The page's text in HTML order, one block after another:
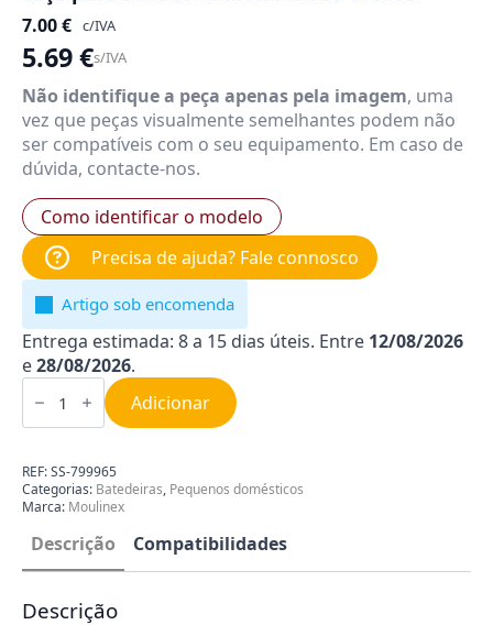
7.00€ c/IVA
5.69€s/IVA
Não identifique a peça apenas pela imagem, uma
vez que peças visualmente semelhantes podem não
ser compatíveis com o seu equipamento. Em caso de
dúvida, contacte-nos.
Como identificar o modelo
Precisa de ajuda? Fale connosco
Artigo sob encomenda
Entrega estimada: 8 a 15 dias úteis. Entre 12/08/2026
e28/08/2026.
Quantidade
de
para
Moulinex
SS-
799965
Adicionar
REF:SS-799965
Categorias: Batedeiras, Pequenos domésticos
Marca: Moulinex
Descrição Compatibilidades
Descrição